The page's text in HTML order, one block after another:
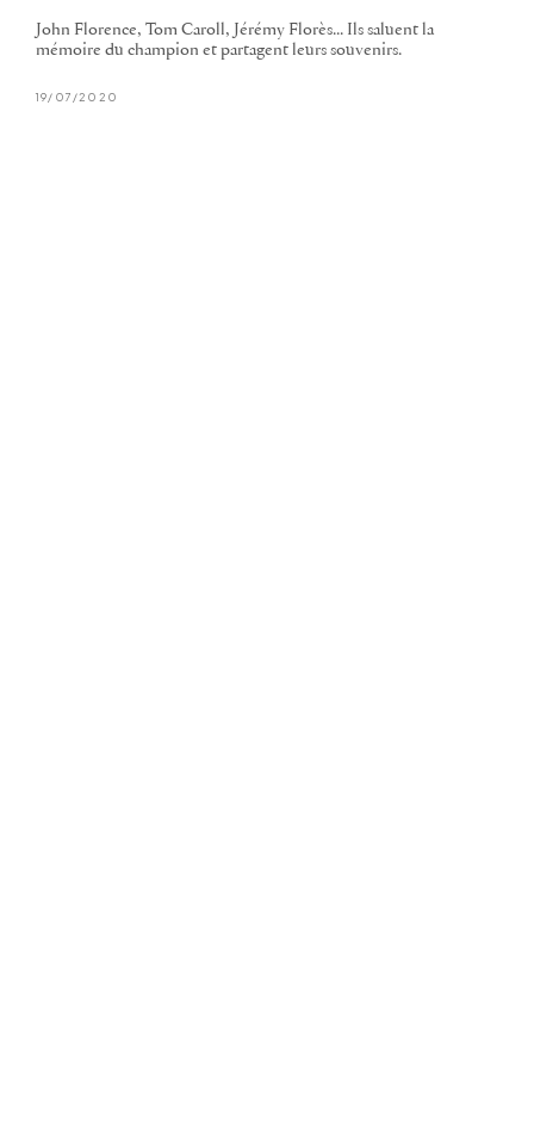
John Florence, Tom Caroll, Jérémy Florès... Ils saluent la
mémoire du champion et partagent leurs souvenirs.
19/07/2020